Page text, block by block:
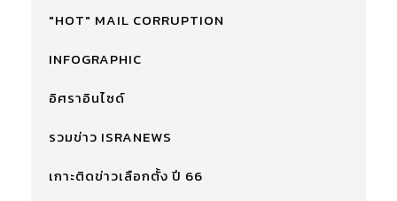
"HOT" MAIL CORRUPTION
INFOGRAPHIC
อิศราอินไซด์
รวมข่าว ISRANEWS
เกาะติดข่าวเลือกตั้ง ปี 66